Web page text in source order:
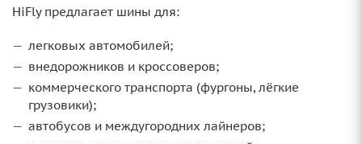
HiFly предлагает шины для:
легковых автомобилей;
внедорожников и кроссоверов;
коммерческого транспорта (фургоны, лёгкие
грузовики);
автобусов и междугородних лайнеров;